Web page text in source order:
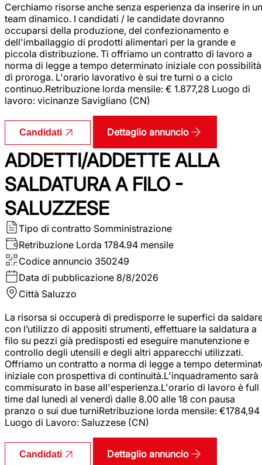
Cerchiamo risorse anche senza esperienza da inserire in un
team dinamico. I candidati / le candidate dovranno
occuparsi della produzione, del confezionamento e
dell'imballaggio di prodotti alimentari per la grande e
piccola distribuzione. Ti offriamo un contratto di lavoro a
norma di legge a tempo determinato iniziale con possibilità
di proroga. L'orario lavorativo è sui tre turni o a ciclo
continuo.Retribuzione lorda mensile: € 1.877,28 Luogo di
lavoro: vicinanze Savigliano (CN)
Candidati Dettaglio annuncio
ADDETTI/ADDETTE ALLA
SALDATURA A FILO -
SALUZZESE
Tipo di contratto Somministrazione
Retribuzione Lorda 1784.94 mensile
Codice annuncio 350249
Data di pubblicazione 8/8/2026
Città Saluzzo
La risorsa si occuperà di predisporre le superfici da
con l’utilizzo di appositi strumenti, effettuare la saldatura a
filo su pezzi già predisposti ed eseguire manutenzione e
controllo degli utensili e degli altri apparecchi utilizzati.
Offriamo un contratto a norma di legge a tempo
iniziale con prospettiva di continuità.L'inquadramento sarà
commisurato in base all'esperienza.L'orario di lavoro è full
time dal lunedì al venerdì dalle 8.00 alle 18 con pausa
pranzo o sui due turniRetribuzione lorda mensile: €1784,94
Luogo di Lavoro: Saluzzese (CN)
Candidati Dettaglio annuncio